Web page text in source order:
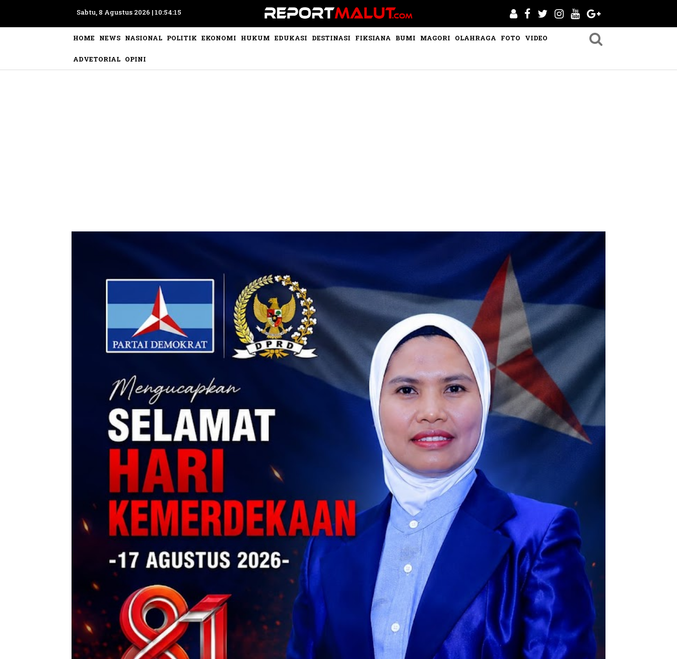
Sabtu, 8 Agustus 2026 | 10:54:18
HOME NEWS NASIONAL POLITIK EKONOMI HUKUM EDUKASI DESTINASI FIKSIANA BUMI MAGORI OLAHRAGA FOTO VIDEO
ADVETORIAL OPINI